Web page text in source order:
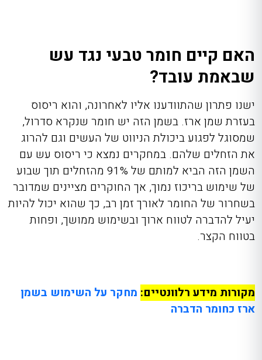
האם קיים חומר טבעי נגד עש
שבאמת עובד?
ישנו פתרון שהתוודענו אליו לאחרונה, והוא ריסוס
בעזרת שמן ארז. בשמן הזה יש חומר שנקרא סדרול,
שמסוגל לפגוע ביכולת הניווט של העשים וגם להרוג
את הזחלים שלהם. במחקרים נמצא כי ריסוס עש עם
השמן הזה הביא למותם של 91% מהזחלים תוך שבוע
של שימוש בריכוז נמוך, אך החוקרים מציינים שמדובר
בשחרור של החומר לאורך זמן רב, כך שהוא יכול להיות
יעיל להדברה לטווח ארוך ובשימוש ממושך, ופחות
בטווח הקצר.
מקורות מידע רלוונטיים: מחקר על השימוש בשמן
ארז כחומר הדברה